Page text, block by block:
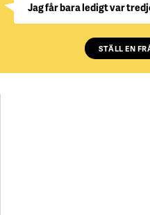
Jag får bara ledigt var
STÄLL EN